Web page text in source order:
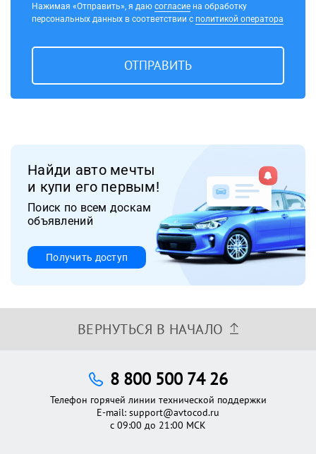
Нажимая «Отправить», я даю согласие на обработку
персональных данных в соответствии с политикой оператора
ОТПРАВИТЬ
Найди авто мечты
и купи его первым!
Поиск по всем доскам
объявлений
Получить доступ
ВЕРНУТЬСЯ В НАЧАЛО
8 800 500 74 26
Телефон горячей линии технической поддержки
E-mail: support@avtocod.ru
с 09:00 до 21:00 МСК